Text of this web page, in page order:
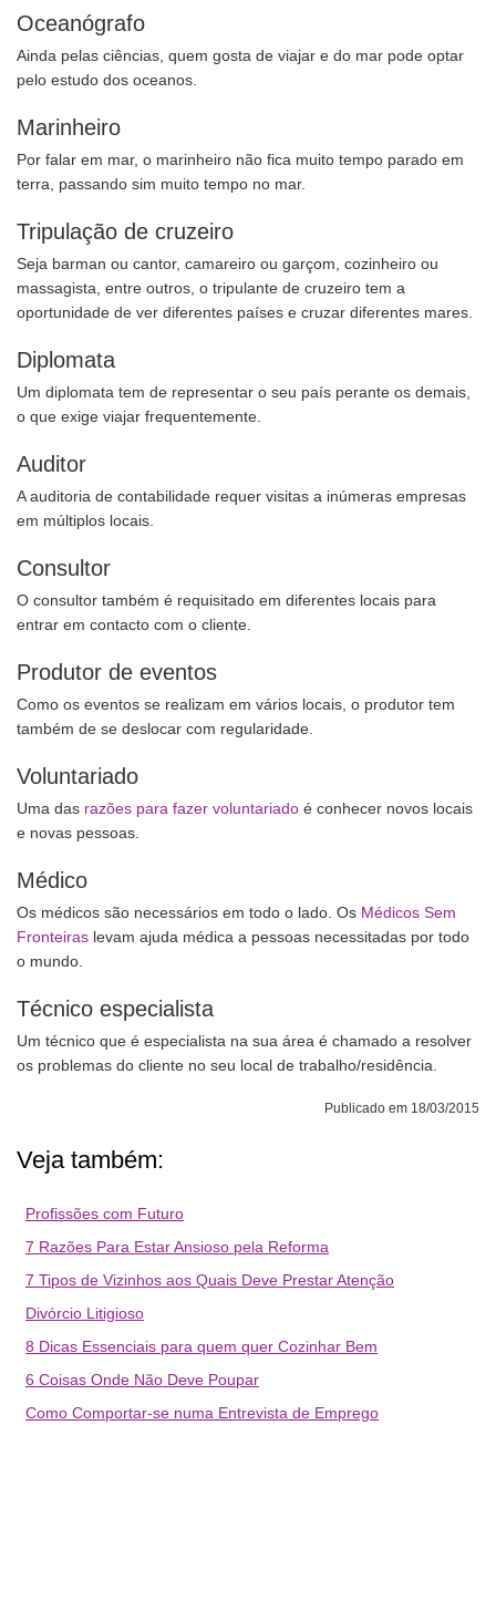
Oceanógrafo
Ainda pelas ciências, quem gosta de viajar e do mar pode optar
pelo estudo dos oceanos.
Marinheiro
Por falar em mar, o marinheiro não fica muito tempo parado em
terra, passando sim muito tempo no mar.
Tripulação de cruzeiro
Seja barman ou cantor, camareiro ou garçom, cozinheiro ou
massagista, entre outros, o tripulante de cruzeiro tem a
oportunidade de ver diferentes países e cruzar diferentes mares.
Diplomata
Um diplomata tem de representar o seu país perante os demais,
o que exige viajar frequentemente.
Auditor
A auditoria de contabilidade requer visitas a inúmeras empresas
em múltiplos locais.
Consultor
O consultor também é requisitado em diferentes locais para
entrar em contacto com o cliente.
Produtor de eventos
Como os eventos se realizam em vários locais, o produtor tem
também de se deslocar com regularidade.
Voluntariado
Uma das razões para fazer voluntariado é conhecer novos locais
e novas pessoas.
Médico
Os médicos são necessários em todo o lado. Os Médicos Sem
Fronteiras levam ajuda médica a pessoas necessitadas por todo
o mundo.
Técnico especialista
Um técnico que é especialista na sua área é chamado a resolver
os problemas do cliente no seu local de trabalho/residência.
Publicado em 18/03/2015
Veja também:
Profissões com Futuro
7 Razões Para Estar Ansioso pela Reforma
7 Tipos de Vizinhos aos Quais Deve Prestar Atenção
Divórcio Litigioso
8 Dicas Essenciais para quem quer Cozinhar Bem
6 Coisas Onde Não Deve Poupar
Como Comportar-se numa Entrevista de Emprego